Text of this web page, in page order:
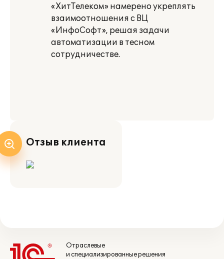
«ХитТелеком» намерено укреплять
взаимоотношения с ВЦ
«ИнфоСофт», решая задачи
автоматизации в тесном
сотрудничестве.
Отзыв клиента
Отраслевые
и специализированные решения